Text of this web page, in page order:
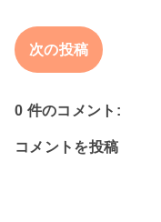
次の投稿
0 件のコメント:
コメントを投稿